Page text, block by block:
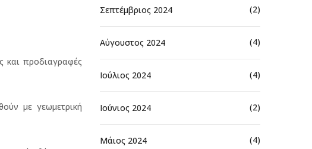
και προδιαγραφές
με γεωμετρική
Σεπτέμβριος 2024 (2)
Αύγουστος 2024 (4)
Ιούλιος 2024 (4)
Ιούνιος 2024 (2)
Μάιος 2024 (4)